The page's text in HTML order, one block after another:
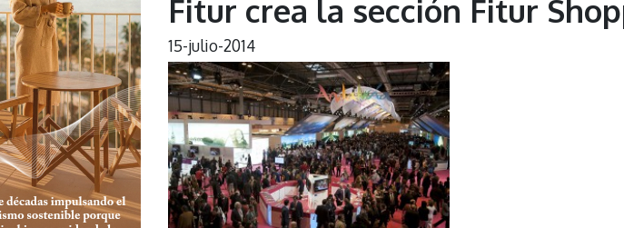
Fitur crea la sección Fitur
15-julio-2014